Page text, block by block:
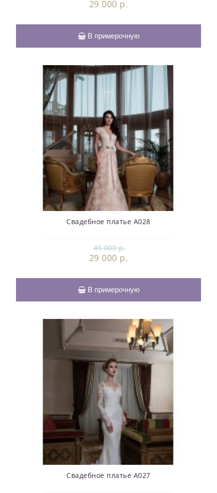
29 000 р.
В примерочную
Свадебное платье А028
45 000 р.
29 000 р.
В примерочную
Свадебное платье А027